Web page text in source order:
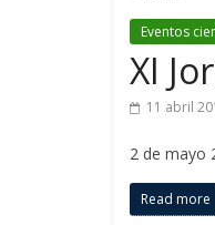
Eventos
XI
11 abril
2 de mayo
Read more